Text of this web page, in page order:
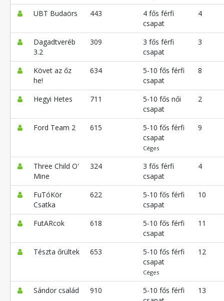
UBT Budaörs 443
4 fős férfi
csapat
4
Dagadtveréb
3.2
309
3 fős férfi
csapat
3
Követ az őz
he!
634
5-10 fős férfi
csapat
8
Hegyi Hetes 711
5-10 fős női
csapat
2
Ford Team 2 615
5-10 fős férfi
csapat
Céges
9
Three Child O'
Mine
324
3 fős férfi
csapat
4
FuTóKör
Csatka
622
5-10 fős férfi
csapat
10
FutARcok 618
5-10 fős férfi
csapat
11
Tészta őrültek 653
5-10 fős férfi
csapat
Céges
12
Sándor család 910
5-10 fős férfi
13